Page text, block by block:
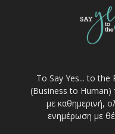
Το Say Yes... to the
(Business to Human)
με καθημερινή,
ενημέρωση με